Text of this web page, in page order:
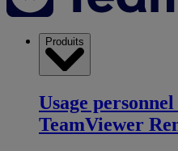
Produits
Usage
TeamViewer